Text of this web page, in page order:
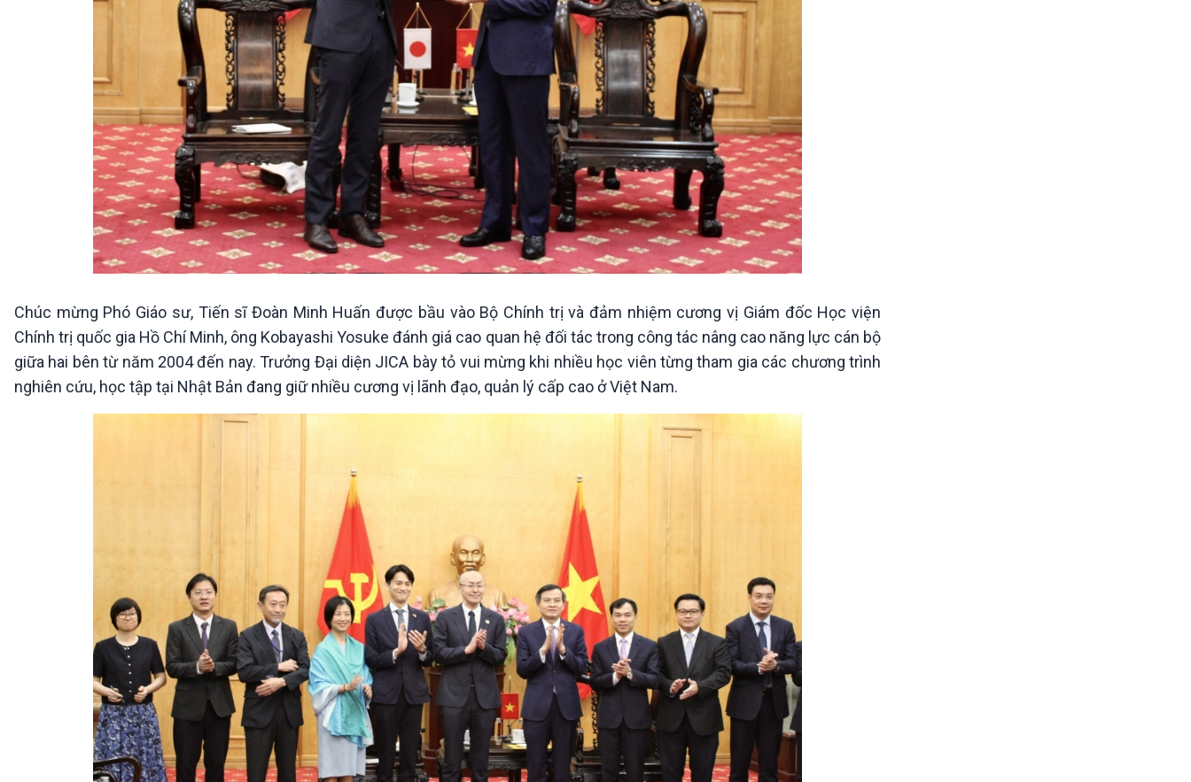
Chúc mừng Phó Giáo sư, Tiến sĩ Đoàn Minh Huấn được bầu vào Bộ Chính trị và đảm nhiệm cương vị Giám đốc Học viện
Chính trị quốc gia Hồ Chí Minh, ông Kobayashi Yosuke đánh giá cao quan hệ đối tác trong công tác nâng cao năng lực cán bộ
giữa hai bên từ năm 2004 đến nay. Trưởng Đại diện JICA bày tỏ vui mừng khi nhiều học viên từng tham gia các chương trình
nghiên cứu, học tập tại Nhật Bản đang giữ nhiều cương vị lãnh đạo, quản lý cấp cao ở Việt Nam.